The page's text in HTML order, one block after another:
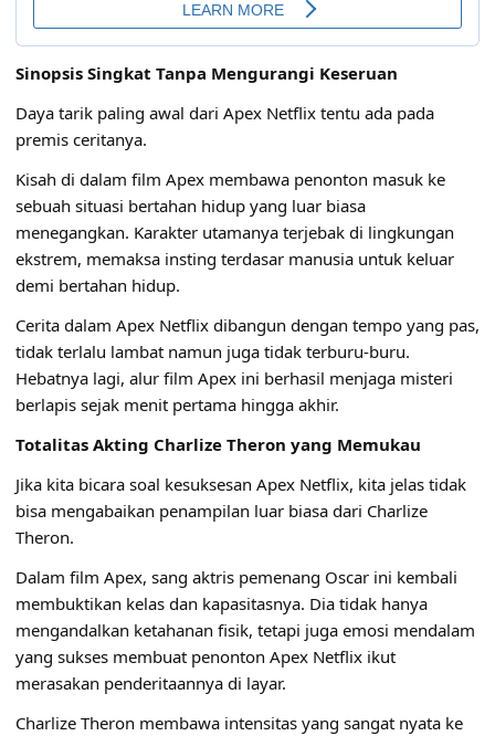
Sinopsis Singkat Tanpa Mengurangi Keseruan
Daya tarik paling awal dari Apex Netflix tentu ada pada
premis ceritanya.
Kisah di dalam film Apex membawa penonton masuk ke
sebuah situasi bertahan hidup yang luar biasa
menegangkan. Karakter utamanya terjebak di lingkungan
ekstrem, memaksa insting terdasar manusia untuk keluar
demi bertahan hidup.
Cerita dalam Apex Netflix dibangun dengan tempo yang pas,
tidak terlalu lambat namun juga tidak terburu-buru.
Hebatnya lagi, alur film Apex ini berhasil menjaga misteri
berlapis sejak menit pertama hingga akhir.
Totalitas Akting Charlize Theron yang Memukau
Jika kita bicara soal kesuksesan Apex Netflix, kita jelas tidak
bisa mengabaikan penampilan luar biasa dari Charlize
Theron.
Dalam film Apex, sang aktris pemenang Oscar ini kembali
membuktikan kelas dan kapasitasnya. Dia tidak hanya
mengandalkan ketahanan fisik, tetapi juga emosi mendalam
yang sukses membuat penonton Apex Netflix ikut
merasakan penderitaannya di layar.
Charlize Theron membawa intensitas yang sangat nyata ke